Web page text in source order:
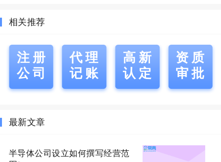
相关推荐
注册
公司
代理
记账
高新
认定
资质
审批
最新文章
半导体公司设立如何撰写经营范